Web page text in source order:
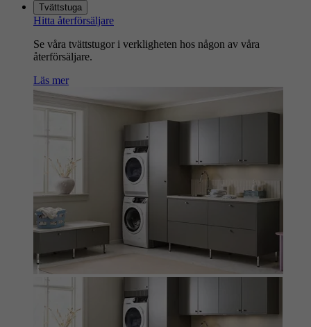
Tvättstuga
Hitta återförsäljare
Se våra tvättstugor i verkligheten hos någon av våra
återförsäljare.
Läs mer